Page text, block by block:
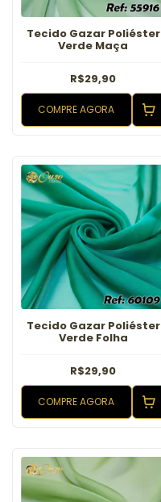
Tecido Gazar Poliéster
Verde Maça
R$29,90
COMPRE AGORA
Tecido Gazar Poliéster
Verde Folha
R$29,90
COMPRE AGORA